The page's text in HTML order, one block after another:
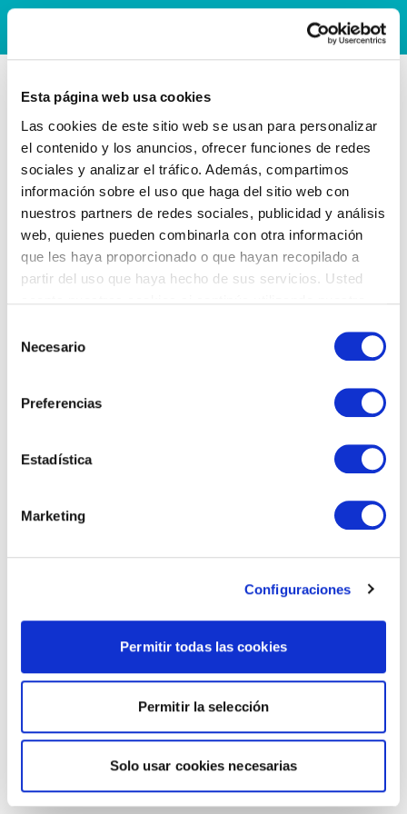
Esta página web usa cookies
Las cookies de este sitio web se usan para personalizar
el contenido y los anuncios, ofrecer funciones de redes
sociales y analizar el tráfico. Además, compartimos
información sobre el uso que haga del sitio web con
nuestros partners de redes sociales, publicidad y análisis
web, quienes pueden combinarla con otra información
que les haya proporcionado o que hayan recopilado a
partir del uso que haya hecho de sus servicios. Usted
Necesario
Preferencias
Estadística
Marketing
Configuraciones
Permitir todas las cookies
Permitir la selección
Solo usar cookies necesarias